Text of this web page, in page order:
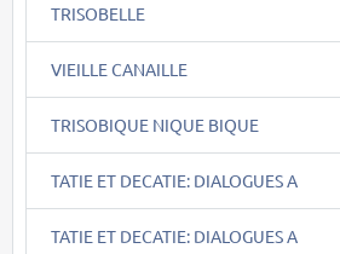
TRISOBELLE
VIEILLE CANAILLE
TRISOBIQUE NIQUE BIQUE
TATIE ET DECATIE: DIALOGUES A
TATIE ET DECATIE: DIALOGUES A